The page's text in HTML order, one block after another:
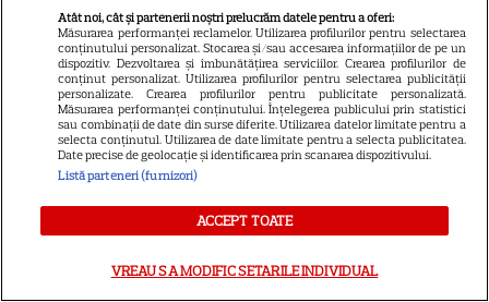
9
Jamie Campbell Bower, starul
din „Stranger Things”, intră în
universul „Stăpânul Inelelor”.
Ce rol legendar va interpreta în
sezonul 3
NETFLIX
„Palatul de Est”, noul fenomen
blestemat, fantomele și
exorcistul care sfidează
Atât noi, cât și partenerii noștri prelucrăm datele pentru a oferi:
Măsurarea performanței reclamelor. Utilizarea profilurilor pentru selectarea
conținutului personalizat. Stocarea și/sau accesarea informațiilor de pe un
dispozitiv. Dezvoltarea și îmbunătățirea serviciilor. Crearea profilurilor de
conținut personalizat. Utilizarea profilurilor pentru selectarea publicității
personalizate. Crearea profilurilor pentru publicitate personalizată.
Măsurarea performanței conținutului. Înțelegerea publicului prin statistici
sau combinații de date din surse diferite. Utilizarea datelor limitate pentru a
selecta conținutul. Utilizarea de date limitate pentru a selecta publicitatea.
Date precise de geolocație și identificarea prin scanarea dispozitivului.
Listă parteneri (furnizori)
ACCEPT TOATE
VREAU SA MODIFIC SETARILE INDIVIDUAL